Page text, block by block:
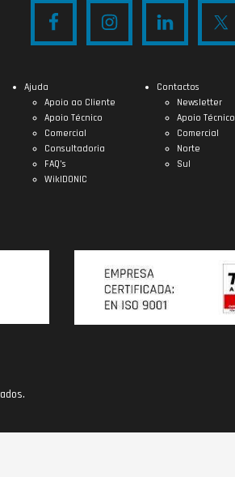
Ajuda
Apoio ao Cliente
Apoio Técnico
Comercial
Consultadoria
FAQ’s
WikIDONIC
Contactos
Newsletter
Apoio Técnico
Comercial
Norte
Sul